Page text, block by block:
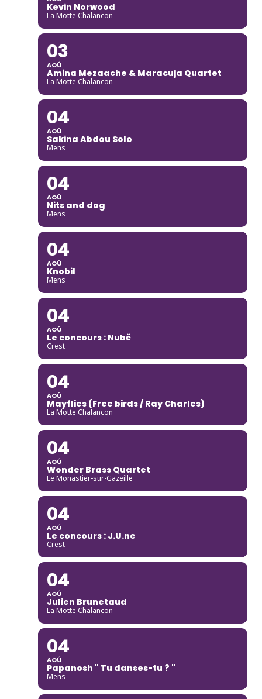
Kevin Norwood
La Motte Chalancon
03
AOÛ
Amina Mezaache & Maracuja Quartet
La Motte Chalancon
04
AOÛ
Sakina Abdou Solo
Mens
04
AOÛ
Nits and dog
Mens
04
AOÛ
Knobil
Mens
04
AOÛ
Le concours : Nubë
Crest
04
AOÛ
Mayflies (Free birds / Ray Charles)
La Motte Chalancon
04
AOÛ
Wonder Brass Quartet
Le Monastier-sur-Gazeille
04
AOÛ
Le concours : J.U.ne
Crest
04
AOÛ
Julien Brunetaud
La Motte Chalancon
04
AOÛ
Papanosh " Tu danses-tu ? "
Mens